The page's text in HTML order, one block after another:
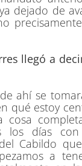
dejado de
llegó a
ahí se
qué estoy
los días con
Cabildo
a